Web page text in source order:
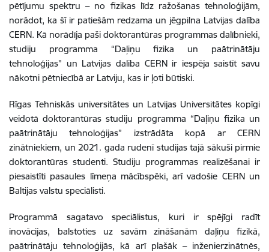
pētījumu spektru – no fizikas līdz ražošanas tehnoloģijām,
norādot, ka šī ir patiešām redzama un jēgpilna Latvijas dalība
CERN. Kā norādīja paši doktorantūras programmas dalībnieki,
studiju programma “Daļiņu fizika un paātrinātāju
tehnoloģijas” un Latvijas dalība CERN ir iespēja saistīt savu
nākotni pētniecībā ar Latviju, kas ir ļoti būtiski.
Rīgas Tehniskās universitātes un Latvijas Universitātes kopīgi
veidotā doktorantūras studiju programma “Daļiņu fizika un
paātrinātāju tehnoloģijas” izstrādāta kopā ar CERN
zinātniekiem, un 2021. gada rudenī studijas tajā sākuši pirmie
doktorantūras studenti. Studiju programmas realizēšanai ir
piesaistīti pasaules līmeņa mācībspēki, arī vadošie CERN un
Baltijas valstu speciālisti.
Programmā sagatavo speciālistus, kuri ir spējīgi radīt
inovācijas, balstoties uz savām zināšanām daļiņu fizikā,
paātrinātāju tehnoloģijās, kā arī plašāk – inženierzinātnēs,